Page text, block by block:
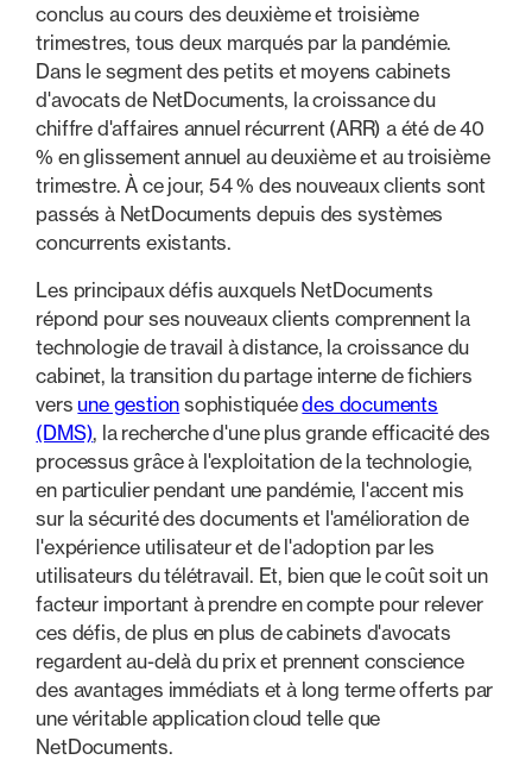
conclus au cours des deuxième et troisième
trimestres, tous deux marqués par la pandémie.
Dans le segment des petits et moyens cabinets
d'avocats de NetDocuments, la croissance du
chiffre d'affaires annuel récurrent (ARR) a été de 40
% en glissement annuel au deuxième et au troisième
trimestre. À ce jour, 54 % des nouveaux clients sont
passés à NetDocuments depuis des systèmes
concurrents existants.
Les principaux défis auxquels NetDocuments
répond pour ses nouveaux clients comprennent la
technologie de travail à distance, la croissance du
cabinet, la transition du partage interne de fichiers
vers une gestion sophistiquéedes documents
(DMS), la recherche d'une plus grande efficacité des
processus grâce à l'exploitation de la technologie,
en particulier pendant une pandémie, l'accent mis
sur la sécurité des documents et l'amélioration de
l'expérience utilisateur et de l'adoption par les
utilisateurs du télétravail. Et, bien que le coût soit un
facteur important à prendre en compte pour relever
ces défis, de plus en plus de cabinets d'avocats
regardent au-delà du prix et prennent conscience
des avantages immédiats et à long terme offerts par
une véritable application cloud telle que
NetDocuments.